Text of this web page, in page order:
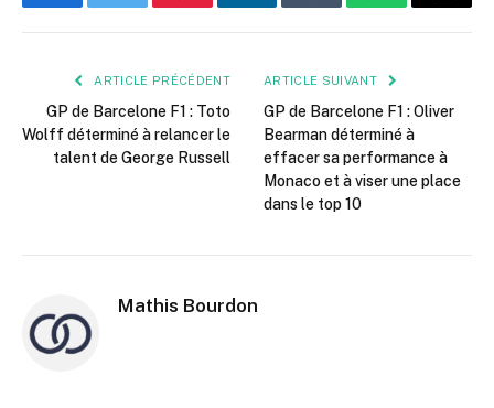
FacebookTwitter PinterestLinkedInTumblr WhatsApp
E-
ARTICLE PRÉCÉDENT
GP de Barcelone F1 : Toto
Wolff déterminé à relancer le
talent de George Russell
ARTICLE SUIVANT
GP de Barcelone F1 : Oliver
Bearman déterminé à
effacer sa performance à
Monaco et à viser une place
dans le top 10
Mathis Bourdon